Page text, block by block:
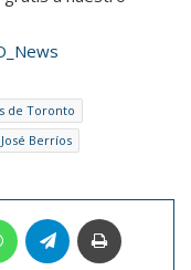
de Toronto
José Berríos
WhatsAppTelegram